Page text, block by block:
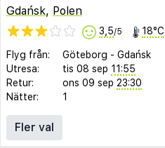
Gdańsk, Polen
3,5/5 18°C
Flyg från: Göteborg - Gdańsk
Utresa:
tis 08 sep 11:55
Retur:
ons 09 sep 23:30
Nätter:
1
Fler val